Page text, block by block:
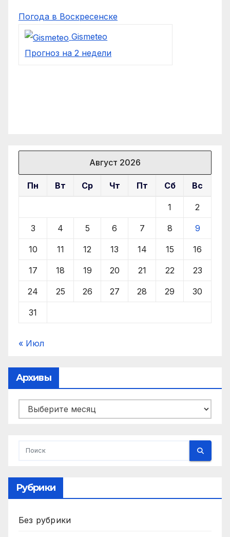
Погода в Воскресенске
Gismeteo
Прогноз на 2 недели
Август 2026
Пн Вт Ср Чт Пт Сб Вс
1 2
3 4 5 6 7 8 9
10 11 12 13 14 15 16
17 18 19 20 21 22 23
24 25 26 27 28 29 30
31
« Июл
Архивы
Архивы
Рубрики
Без рубрики